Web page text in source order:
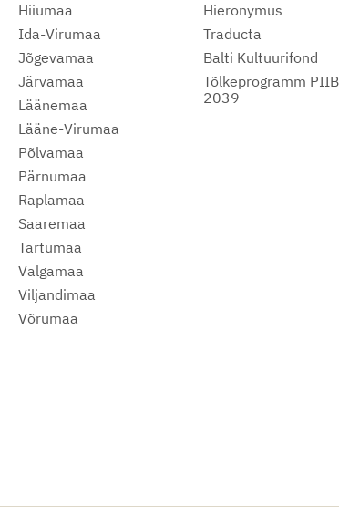
Hiiumaa
Ida-Virumaa
Jõgevamaa
Järvamaa
Läänemaa
Lääne-Virumaa
Põlvamaa
Pärnumaa
Raplamaa
Saaremaa
Tartumaa
Valgamaa
Viljandimaa
Võrumaa
Hieronymus
Traducta
Balti Kultuurifond
Tõlkeprogramm
2039